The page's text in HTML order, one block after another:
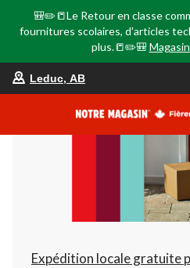
🎒✏️📒Le Retour en classe
fournitures scolaires, d'articles
plus.📒✏️🎒
à
Leduc, AB
Expédition locale gratuite